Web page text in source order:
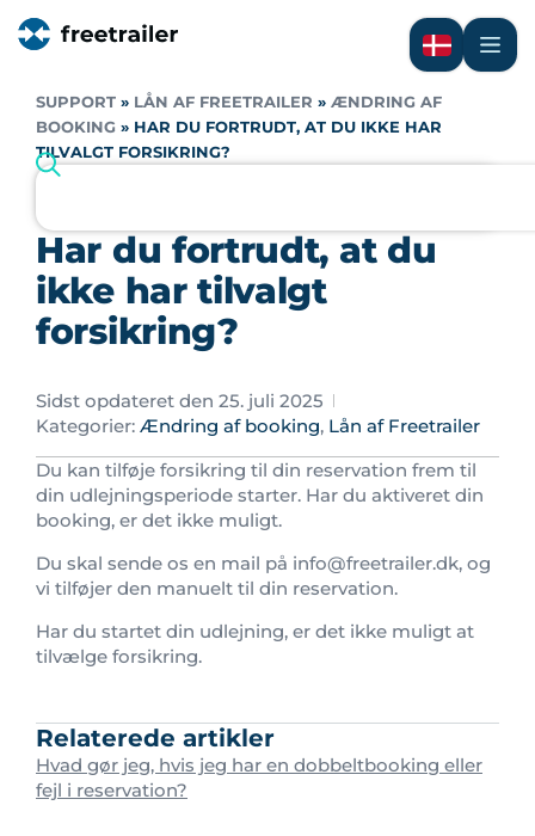
SUPPORT » LÅN AF FREETRAILER » ÆNDRING AF
BOOKING » HAR DU FORTRUDT, AT DU IKKE HAR
TILVALGT FORSIKRING?
Har du fortrudt, at du
ikke har tilvalgt
forsikring?
Sidst opdateret den 25. juli 2025
Kategorier: Ændring af booking, Lån af Freetrailer
Du kan tilføje forsikring til din reservation frem til
din udlejningsperiode starter. Har du aktiveret din
booking, er det ikke muligt.
Du skal sende os en mail på info@freetrailer.dk, og
vi tilføjer den manuelt til din reservation.
Har du startet din udlejning, er det ikke muligt at
tilvælge forsikring.
Relaterede artikler
Hvad gør jeg, hvis jeg har en dobbeltbooking eller
fejl i reservation?